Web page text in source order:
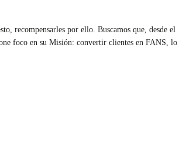
recompensarles por ello. Buscamos que, desde el
foco en su Misión: convertir clientes en FANS, lo